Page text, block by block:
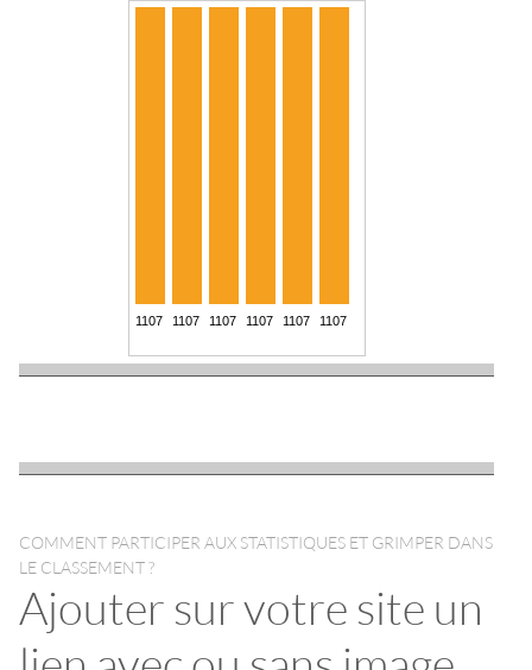
COMMENT PARTICIPER AUX STATISTIQUES ET GRIMPER DANS
LE CLASSEMENT ?
Ajouter sur votre site un